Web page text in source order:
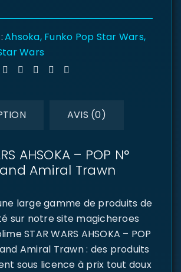
Ahsoka, Funko Pop Star Wars,
Wars
AVIS (0)
AHSOKA – POP N°
Amiral Trawn
large gamme de produits de
sur notre site magicheroes
STAR WARS AHSOKA – POP
Amiral Trawn : des produits
sous licence à prix tout doux